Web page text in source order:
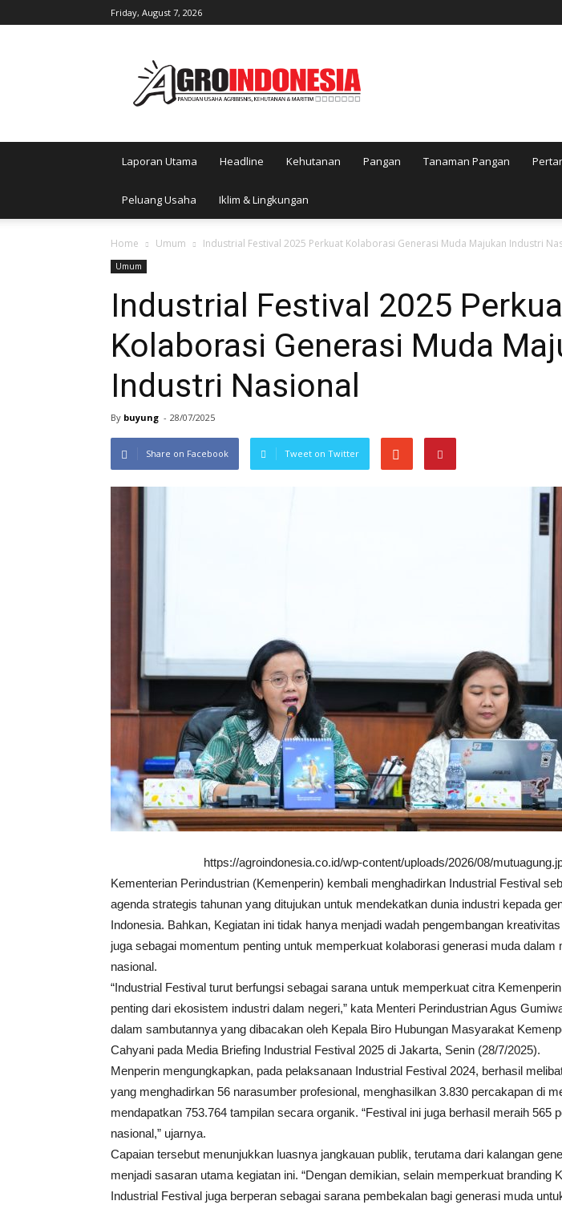
Friday, August 7, 2026
Laporan Utama Headline Kehutanan Pangan Tanaman Pangan
Peluang Usaha Iklim & Lingkungan
Home Umum Industrial Festival 2025 Perkuat Kolaborasi Generasi Muda Majukan Industri
Umum
Industrial Festival 2025
Kolaborasi Generasi Muda
Industri Nasional
By buyung - 28/07/2025
Share on Facebook Tweet on Twitter
https://agroindonesia.co.id/wp-content/uploads/2026/08/
Kementerian Perindustrian (Kemenperin) kembali menghadirkan Industrial Festival
agenda strategis tahunan yang ditujukan untuk mendekatkan dunia industri kepada
Indonesia. Bahkan, Kegiatan ini tidak hanya menjadi wadah pengembangan
juga sebagai momentum penting untuk memperkuat kolaborasi generasi muda dalam
nasional.
“Industrial Festival turut berfungsi sebagai sarana untuk memperkuat citra
penting dari ekosistem industri dalam negeri,” kata Menteri Perindustrian Agus
dalam sambutannya yang dibacakan oleh Kepala Biro Hubungan Masyarakat
Cahyani pada Media Briefing Industrial Festival 2025 di Jakarta, Senin (28/7/2025).
Menperin mengungkapkan, pada pelaksanaan Industrial Festival 2024, berhasil
yang menghadirkan 56 narasumber profesional, menghasilkan 3.830 percakapan di
mendapatkan 753.764 tampilan secara organik. “Festival ini juga berhasil meraih 565
nasional,” ujarnya.
Capaian tersebut menunjukkan luasnya jangkauan publik, terutama dari kalangan
menjadi sasaran utama kegiatan ini. “Dengan demikian, selain memperkuat branding
Industrial Festival juga berperan sebagai sarana pembekalan bagi generasi muda